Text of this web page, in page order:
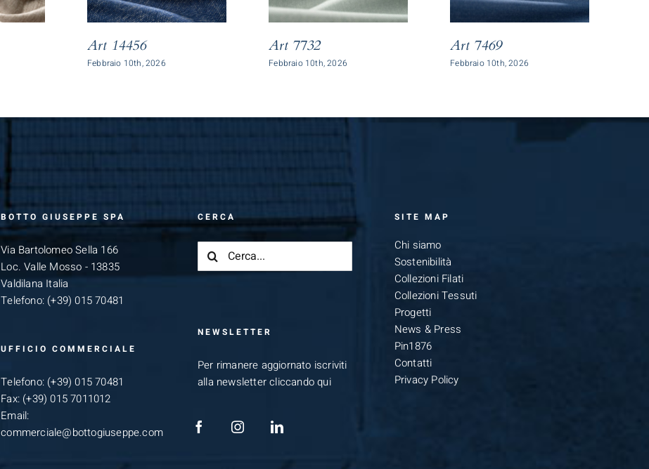
Art 14456
Febbraio 10th, 2026
Art 7732
Febbraio 10th, 2026
Art 7469
Febbraio 10th, 2026
BOTTO GIUSEPPE SPA
Via Bartolomeo Sella 166
Loc. Valle Mosso - 13835
Valdilana Italia
Telefono: (+39) 015 70481
UFFICIO COMMERCIALE
Telefono: (+39) 015 70481
Fax: (+39) 015 7011012
Email:
commerciale@bottogiuseppe.com
CERCA
Cerca
per:
NEWSLETTER
Per rimanere aggiornato iscriviti
alla newsletter cliccando qui
SITE MAP
Chi siamo
Sostenibilità
Collezioni Filati
Collezioni Tessuti
Progetti
News & Press
Pin1876
Contatti
Privacy Policy